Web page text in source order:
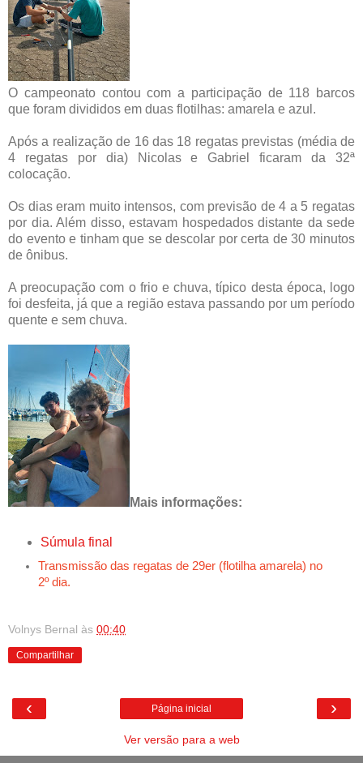
O campeonato contou com a participação de 118 barcos
que foram divididos em duas flotilhas: amarela e azul.
Após a realização de 16 das 18 regatas previstas (média de
4 regatas por dia) Nicolas e Gabriel ficaram da 32ª
colocação.
Os dias eram muito intensos, com previsão de 4 a 5 regatas
por dia. Além disso, estavam hospedados distante da sede
do evento e tinham que se descolar por certa de 30 minutos
de ônibus.
A preocupação com o frio e chuva, típico desta época, logo
foi desfeita, já que a região estava passando por um período
quente e sem chuva.
Mais informações:
Súmula final
Transmissão das regatas de 29er (flotilha amarela) no
2º dia.
Volnys Bernal às 00:40
Compartilhar
‹ ›
Página inicial
Ver versão para a web